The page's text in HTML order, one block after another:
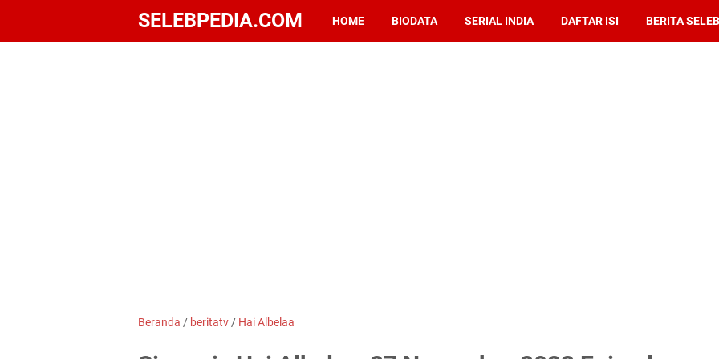
SELEBPEDIA.COM HOME BIODATA SERIAL INDIA DAFTAR ISI BERITA
Beranda / beritatv / Hai Albelaa